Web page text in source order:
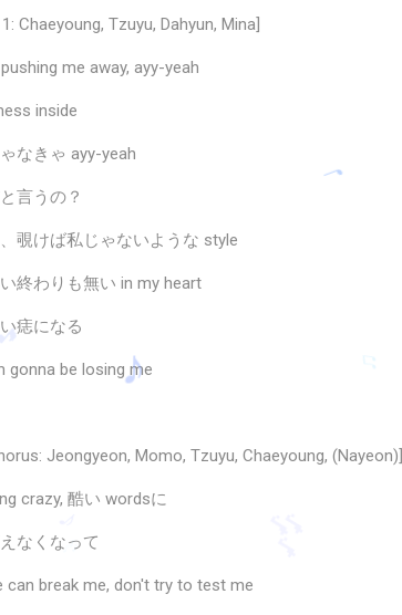
Chaeyoung, Tzuyu, Dahyun, Mina]
me away, ayy-yeah
inside
なきゃ ayy-yeah
言うの？
覗けば私じゃないような style
終わりも無い in my heart
痣になる
gonna be losing me
Jeongyeon, Momo, Tzuyu, Chaeyoung, (Nayeon)]
crazy, 酷い wordsに
なくなって
can break me, don't try to test me